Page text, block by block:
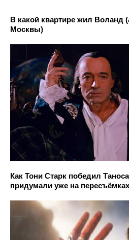
В какой квартире жил Воланд
Москвы)
Как Тони Старк победил
придумали уже на пересъёмках